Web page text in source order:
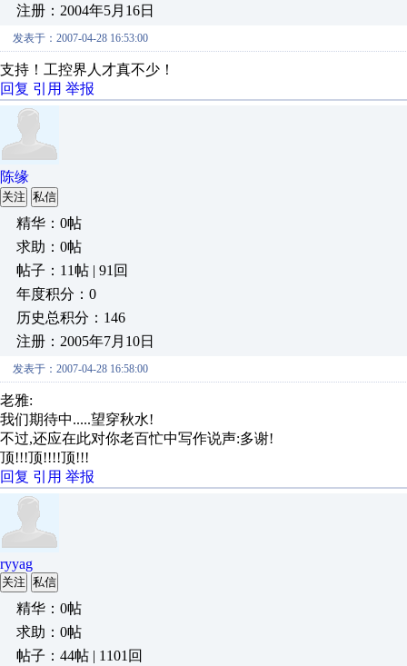
注册：2004年5月16日
发表于：2007-04-28 16:53:00
支持！工控界人才真不少！
回复 引用 举报
陈缘
关注 私信
精华：0帖
求助：0帖
帖子：11帖 | 91回
年度积分：0
历史总积分：146
注册：2005年7月10日
发表于：2007-04-28 16:58:00
老雅:
我们期待中.....望穿秋水!
不过,还应在此对你老百忙中写作说声:多谢!
顶!!!顶!!!!顶!!!
回复 引用 举报
ryyag
关注 私信
精华：0帖
求助：0帖
帖子：44帖 | 1101回